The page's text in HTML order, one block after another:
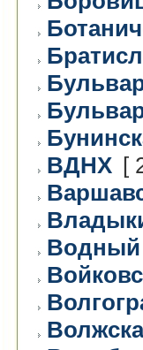
ВДНХ [
Водный